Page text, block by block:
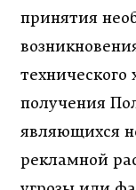
принятия
технического
получения
являющихся
рекламной